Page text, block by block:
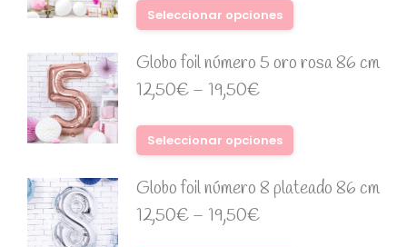
Seleccionar opciones
Globo foil número 5 oro rosa 86 cm
12,50€– 19,50€
Seleccionar opciones
Globo foil número 8 plateado 86 cm
12,50€– 19,50€